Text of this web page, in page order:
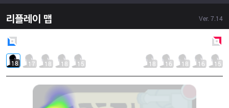
리플레이 맵 Ver. 7.14
18 17 18 18 15 18 16 18 16 15